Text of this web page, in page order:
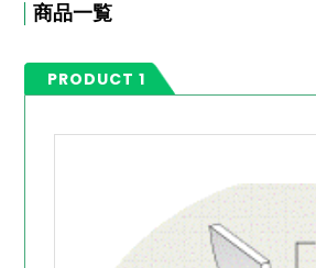
商品一覧
PRODUCT 1